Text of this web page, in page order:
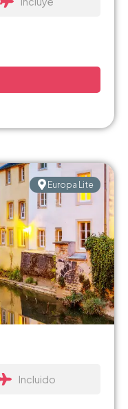
Europa Lite
Incluido